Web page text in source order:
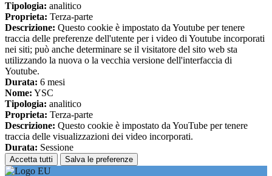
Tipologia: analitico
Proprieta: Terza-parte
Descrizione: Questo cookie è impostato da Youtube per tenere
traccia delle preferenze dell'utente per i video di Youtube incorporati
nei siti; può anche determinare se il visitatore del sito web sta
utilizzando la nuova o la vecchia versione dell'interfaccia di
Youtube.
Durata: 6 mesi
Nome: YSC
Tipologia: analitico
Proprieta: Terza-parte
Descrizione: Questo cookie è impostato da YouTube per tenere
traccia delle visualizzazioni dei video incorporati.
Durata: Sessione
Accetta tutti Salva le preferenze